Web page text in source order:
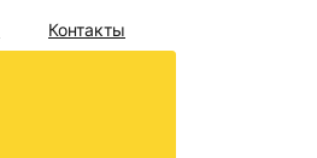
Контакты